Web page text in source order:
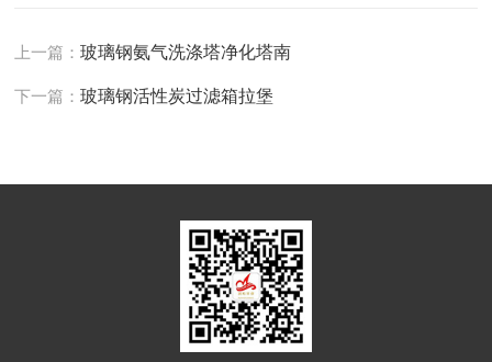
上一篇：玻璃钢氨气洗涤塔净化塔南
下一篇：玻璃钢活性炭过滤箱拉堡